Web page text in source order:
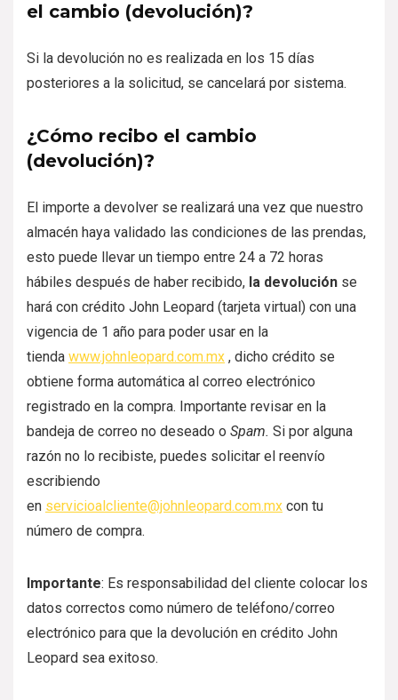
el cambio (devolución)?
Si la devolución no es realizada en los 15 días
posteriores a la solicitud, se cancelará por sistema.
¿Cómo recibo el cambio
(devolución)?
El importe a devolver se realizará una vez que nuestro
almacén haya validado las condiciones de las prendas,
esto puede llevar un tiempo entre 24 a 72 horas
hábiles después de haber recibido, la devolución se
hará con crédito John Leopard (tarjeta virtual) con una
vigencia de 1 año para poder usar en la
tienda www.johnleopard.com.mx , dicho crédito se
obtiene forma automática al correo electrónico
registrado en la compra. Importante revisar en la
bandeja de correo no deseado o Spam. Si por alguna
razón no lo recibiste, puedes solicitar el reenvío
escribiendo
en servicioalcliente@johnleopard.com.mx con tu
número de compra.
Importante: Es responsabilidad del cliente colocar los
datos correctos como número de teléfono/correo
electrónico para que la devolución en crédito John
Leopard sea exitoso.